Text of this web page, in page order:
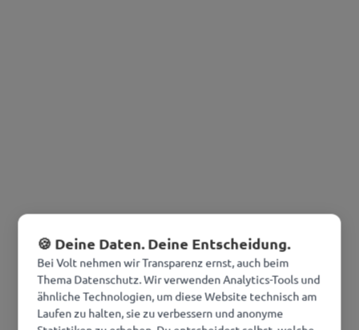
🍪 Deine Daten. Deine Entscheidung.
Bei Volt nehmen wir Transparenz ernst, auch beim
Thema Datenschutz. Wir verwenden Analytics-Tools und
ähnliche Technologien, um diese Website technisch am
Laufen zu halten, sie zu verbessern und anonyme